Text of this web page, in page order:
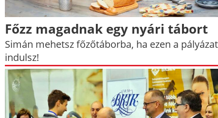
Főzz magadnak egy nyári tábort
Simán mehetsz főzőtáborba, ha ezen a
indulsz!